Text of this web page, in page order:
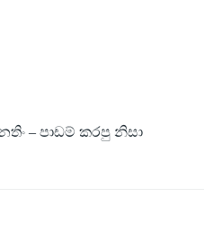
– පාඩම් කරපු නිසා